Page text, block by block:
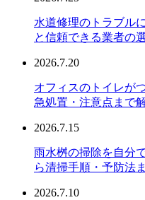
水道修理のトラブル
と信頼できる業者の
2026.7.20
オフィスのトイレが
急処置・注意点まで
2026.7.15
雨水桝の掃除を自分
ら清掃手順・予防法
2026.7.10